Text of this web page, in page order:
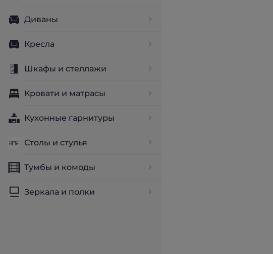
Диваны
Кресла
Шкафы и стеллажи
Кровати и матрасы
Кухонные гарнитуры
Столы и стулья
Тумбы и комоды
Зеркала и полки